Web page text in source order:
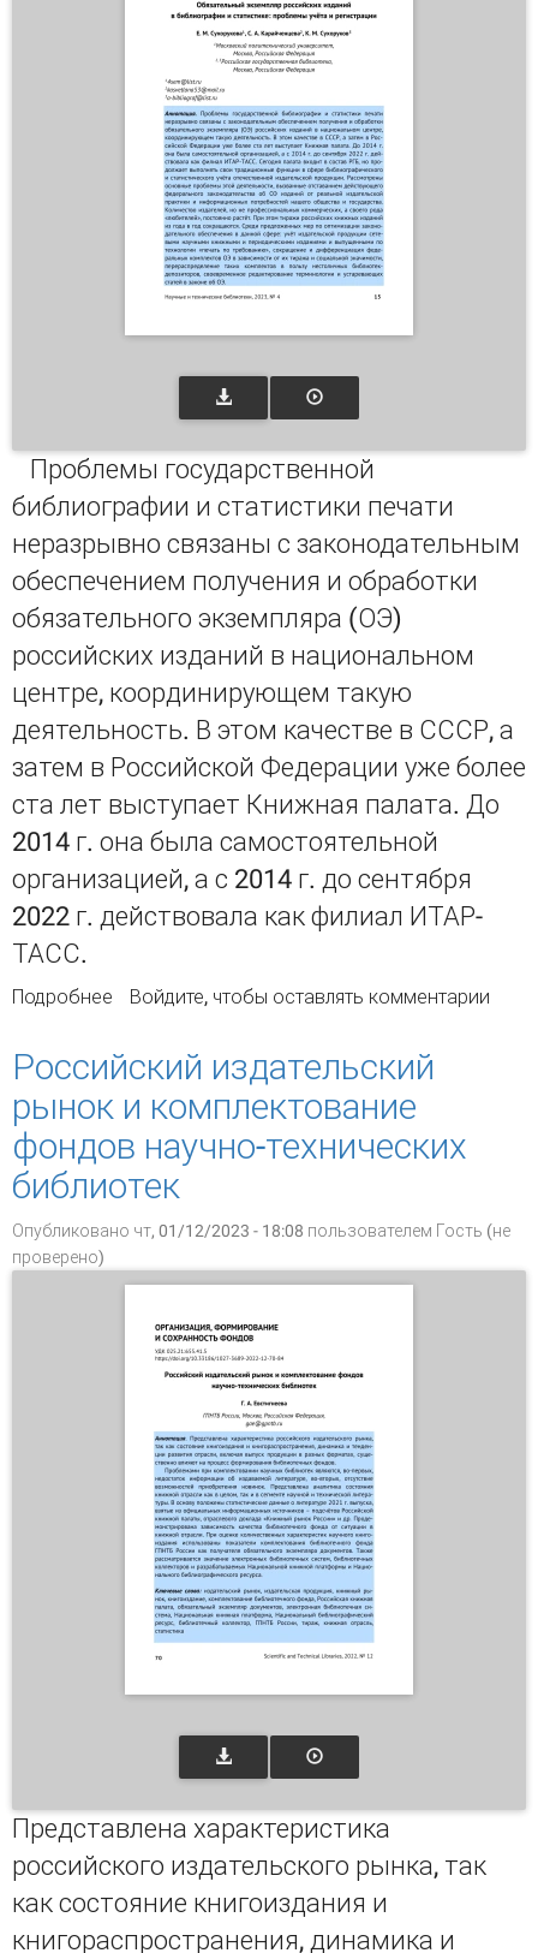
Проблемы государственной
библиографии и статистики печати
неразрывно связаны с законодательным
обеспечением получения и обработки
обязательного экземпляра (ОЭ)
российских изданий в национальном
центре, координирующем такую
деятельность. В этом качестве в СССР, а
затем в Российской Федерации уже более
ста лет выступает Книжная палата. До
2014 г. она была самостоятельной
организацией, а с 2014 г. до сентября
2022 г. действовала как филиал ИТАР-
ТАСС.
Подробнее о Обязательный экземпляр российских
проблемы учёта и регистрации
Войдите, чтобы оставлять комментарии
Российский издательский
рынок и комплектование
фондов научно-технических
библиотек
Опубликовано чт, 01/12/2023 - 18:08 пользователем Гость (не
проверено)
Представлена характеристика
российского издательского рынка, так
как состояние книгоиздания и
книгораспространения, динамика и